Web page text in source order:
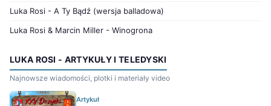
Luka Rosi - A Ty Bądź (wersja balladowa)
Luka Rosi & Marcin Miller - Winogrona
LUKA ROSI - ARTYKUŁY I TELEDYSKI
Najnowsze wiadomości, plotki i materiały video
Artykuł